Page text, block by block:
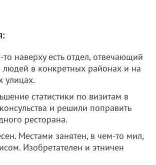
наверху есть отдел, отвечающий
людей в конкретных районах и на
улицах.
статистики по визитам в
и решили поправить
ресторана.
Местами занятен, в чем-то мил,
Изобретателен и этничен